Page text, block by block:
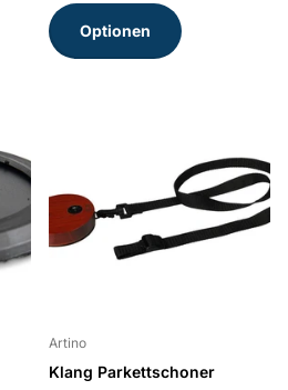
Optionen
Artino
Klang Parkettschoner